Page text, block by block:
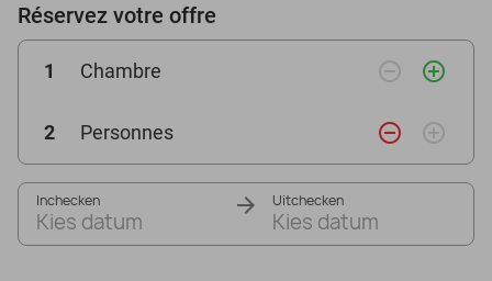
Réservez votre offre
1 Chambre remove_circle_outline add_circle_outline
2 Personnes remove_circle_outline add_circle_outline
Inchecken
Kies datum
Uitchecken
Kies datum